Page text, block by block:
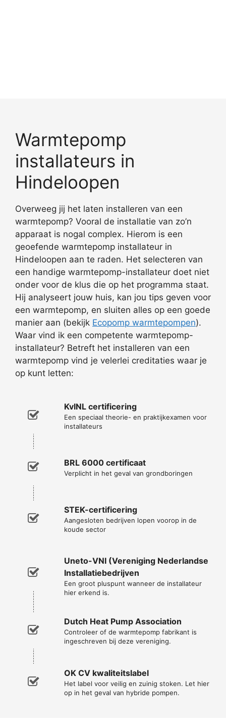
Warmtepomp
installateurs in
Hindeloopen
Overweeg jij het laten installeren van een
warmtepomp? Vooral de installatie van zo’n
apparaat is nogal complex. Hierom is een
geoefende warmtepomp installateur in
Hindeloopen aan te raden. Het selecteren van
een handige warmtepomp-installateur doet niet
onder voor de klus die op het programma staat.
Hij analyseert jouw huis, kan jou tips geven voor
een warmtepomp, en sluiten alles op een goede
manier aan (bekijk Ecopomp warmtepompen).
Waar vind ik een competente warmtepomp-
installateur? Betreft het installeren van een
warmtepomp vind je velerlei creditaties waar je
op kunt letten:
KvINL certificering
Een speciaal theorie- en praktijkexamen voor
installateurs
BRL 6000 certificaat
Verplicht in het geval van grondboringen
STEK-certificering
Aangesloten bedrijven lopen voorop in de
koude sector
Uneto-VNI (Vereniging Nederlandse
Installatiebedrijven
Een groot pluspunt wanneer de installateur
hier erkend is.
Dutch Heat Pump Association
Controleer of de warmtepomp fabrikant is
ingeschreven bij deze vereniging.
OK CV kwaliteitslabel
Het label voor veilig en zuinig stoken. Let hier
op in het geval van hybride pompen.